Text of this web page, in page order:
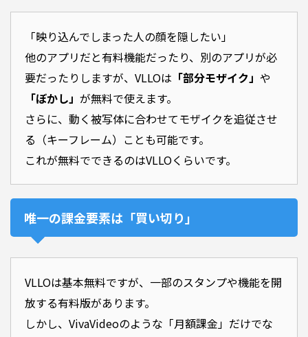
「映り込んでしまった人の顔を隠したい」
他のアプリだと有料機能だったり、別のアプリが必
要だったりしますが、VLLOは 「部分モザイク」 や
「ぼかし」 が無料で使えます。
さらに、動く被写体に合わせてモザイクを追従させ
る（キーフレーム）ことも可能です。
これが無料でできるのはVLLOくらいです。
唯一の課金要素は「買い切り」
VLLOは基本無料ですが、一部のスタンプや機能を開
放する有料版があります。
しかし、VivaVideoのような「月額課金」だけでな